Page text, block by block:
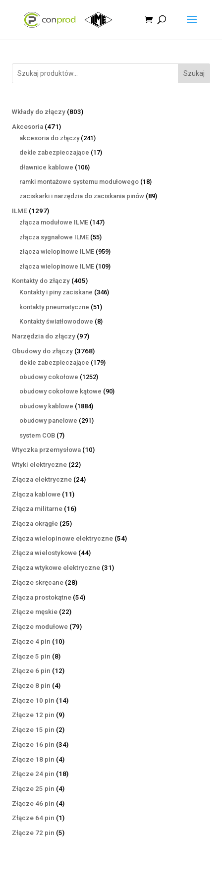
Szukaj
Wkłady do złączy 803803
Akcesoria 471471
produktów
akcesoria do złączy 241241
produktów
dekle zabezpieczające 1717
dławnice kablowe 106106
produktów
ramki montażowe systemu modułowego 1818
produktów
zaciskarki i narzędzia do zaciskania pinów 8989
ILME 12971297
produktów
złącza modułowe ILME 147147
złącza sygnałowe ILME 5555
produktów
złącza wielopinowe ILME 959959
produktów
złącza wielopinowe ILME 109109
Kontakty do złączy 405405
produktów
Kontakty i piny zaciskane 346346
kontakty pneumatyczne 5151
produktów
Kontakty światłowodowe 88
Narzędzia do złączy 9797
produktów
Obudowy do złączy 37683768
produktów
dekle zabezpieczające 179179
obudowy cokołowe 12521252
produkty
obudowy cokołowe kątowe 9090
obudowy kablowe 18841884
produkty
obudowy panelowe 291291
system COB 77
produktów
Wtyczka przemysłowa 1010
Wtyki elektryczne 2222
produkty
Złącza elektryczne 2424
Złącza kablowe 1111
produktów
Złącza militarne 1616
Złącza okrągłe 2525
produktów
Złącza wielopinowe elektryczne 5454
Złącza wielostykowe 4444
produkty
Złącza wtykowe elektryczne 3131
Złącze skręcane 2828
produktów
Złącza prostokątne 5454
Złącze męskie 2222
produkty
Złącze modułowe 7979
Złącze 4 pin 1010
Złącze 5 pin 88
produktów
Złącze 6 pin 1212
Złącze 8 pin 44
produkty
Złącze 10 pin 1414
Złącze 12 pin 99
produktów
Złącze 15 pin 22
produkty
Złącze 16 pin 3434
Złącze 18 pin 44
produkty
Złącze 24 pin 1818
Złącze 25 pin 44
produkty
Złącze 46 pin 44
produkty
Złącze 64 pin 11
produkt
Złącze 72 pin 55